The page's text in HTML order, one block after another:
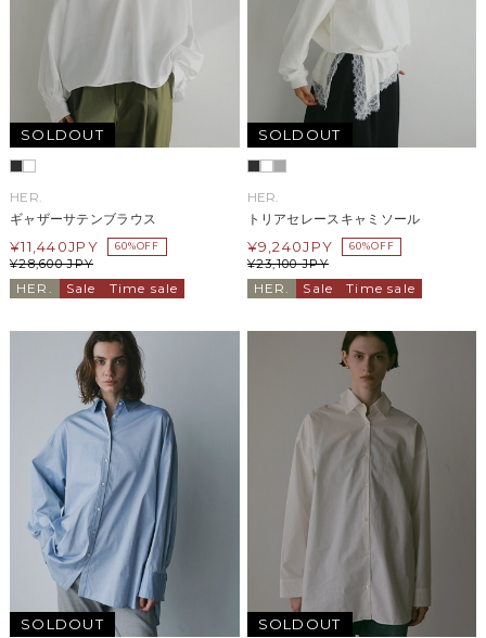
SOLDOUT
HER.
ギャザーサテンブラウス
¥28,600 JPY
¥11,440JPY 60%OFF
HER. Sale Time sale
SOLDOUT
HER.
トリアセレースキャミソール
¥23,100 JPY
¥9,240JPY 60%OFF
HER. Sale Time sale
SOLDOUT SOLDOUT